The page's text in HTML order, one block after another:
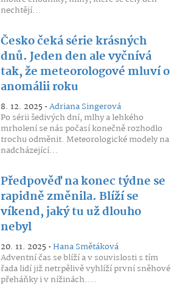
nechtějí...
Česko čeká série krásných
dnů. Jeden den ale vyčnívá
tak, že meteorologové mluví o
anomálii roku
8. 12. 2025 •Adriana Singerová
Po sérii šedivých dní, mlhy a lehkého
mrholení se nás počasí konečně rozhodlo
trochu odměnit. Meteorologické modely na
nadcházející...
Předpověď na konec týdne se
rapidně změnila. Blíží se
víkend, jaký tu už dlouho
nebyl
20. 11. 2025 •Hana Smětáková
Adventní čas se blíží a v souvislosti s tím
řada lidí již netrpělivě vyhlíží první sněhové
přeháňky i v nížinách....